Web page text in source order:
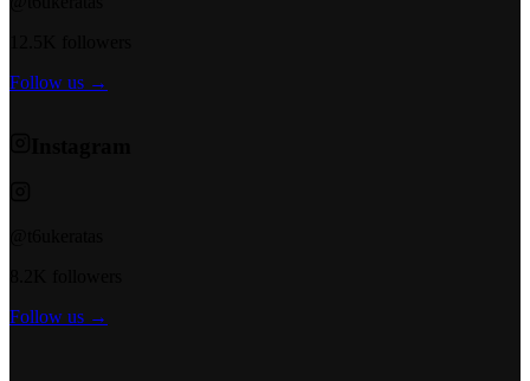
Follow us →
Follow us →